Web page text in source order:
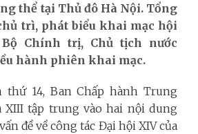
thể tại Thủ đô Hà Nội. Tổng
trì, phát biểu khai mạc hội
Chính trị, Chủ tịch nước
hành phiên khai mạc.
14, Ban Chấp hành Trung
XIII tập trung vào hai nội dung
đề về công tác Đại hội XIV của